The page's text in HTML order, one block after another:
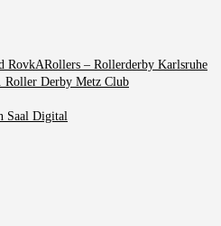
RovkARollers – Rollerderby Karlsruhe
Roller Derby Metz Club
Saal Digital